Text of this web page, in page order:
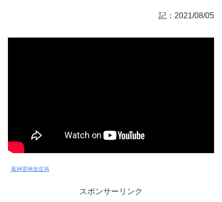
記：2021/08/05
風神雷神放送局
スポンサーリンク